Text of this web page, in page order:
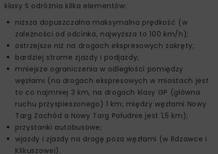
klasy S odróżnia kilka elementów:
niższa dopuszczalna maksymalna prędkość (w
zależności od odcinka, najwyższa to 100 km/h);
ostrzejsze niż na drogach ekspresowych zakręty;
bardziej strome zjazdy i podjazdy;
mniejsze ograniczenia w odległości pomiędzy
węzłami (na drogach ekspresowych w miastach jest
to co najmniej 3 km, na drogach klasy GP (główna
ruchu przyspieszonego) 1 km; między węzłami Nowy
Targ Zachód a Nowy Targ Południe jest 1,5 km);
przystanki autobusowe;
wjazdy i zjazdy na drogę poza węzłami (w Rdzawce i
Klikuszowej).